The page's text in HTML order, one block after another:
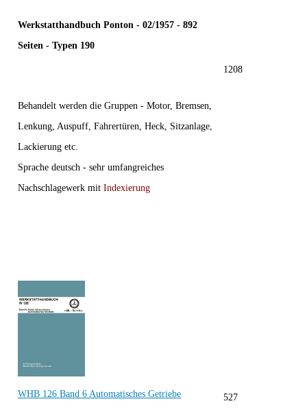
Werkstatthandbuch Ponton - 02/1957 - 892
Seiten - Typen 190
Behandelt werden die Gruppen - Motor, Bremsen,
Lenkung, Auspuff, Fahrertüren, Heck, Sitzanlage,
Lackierung etc.
Sprache deutsch - sehr umfangreiches
Nachschlagewerk mit Indexierung
1208
WHB 126 Band 6 Automatisches Getriebe
527